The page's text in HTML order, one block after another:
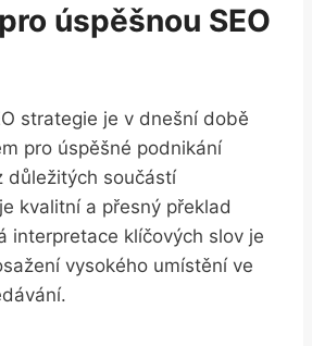
úspěšnou SEO
strategie je v ⁢dnešní ⁣době
pro úspěšné podnikání
důležitých součástí
kvalitní a⁢ přesný překlad
interpretace klíčových slov je
vysokého umístění ve